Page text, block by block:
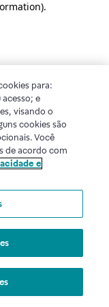
.
para:
e
visando o
cookies são
Você
de acordo com
e